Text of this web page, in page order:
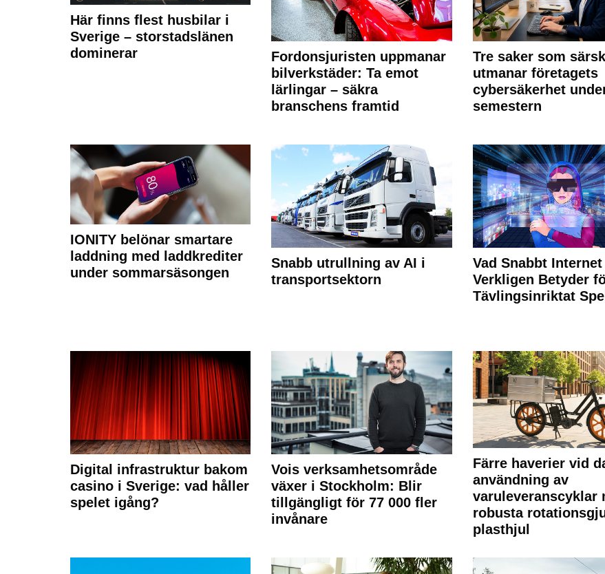
Här finns flest husbilar i
Sverige – storstadslänen
dominerar
Fordonsjuristen uppmanar
bilverkstäder: Ta emot
lärlingar – säkra
branschens framtid
Tre saker som
utmanar företagets
cybersäkerhet
semestern
IONITY belönar smartare
laddning med laddkrediter
under sommarsäsongen
Snabb utrullning av AI i
transportsektorn
Vad Snabbt Internet
Verkligen Betyder
Tävlingsinriktat
Digital infrastruktur bakom
casino i Sverige: vad håller
spelet igång?
Vois verksamhetsområde
växer i Stockholm: Blir
tillgängligt för 77 000 fler
invånare
Färre haverier vid
användning av
varuleveranscyklar
robusta
plasthjul